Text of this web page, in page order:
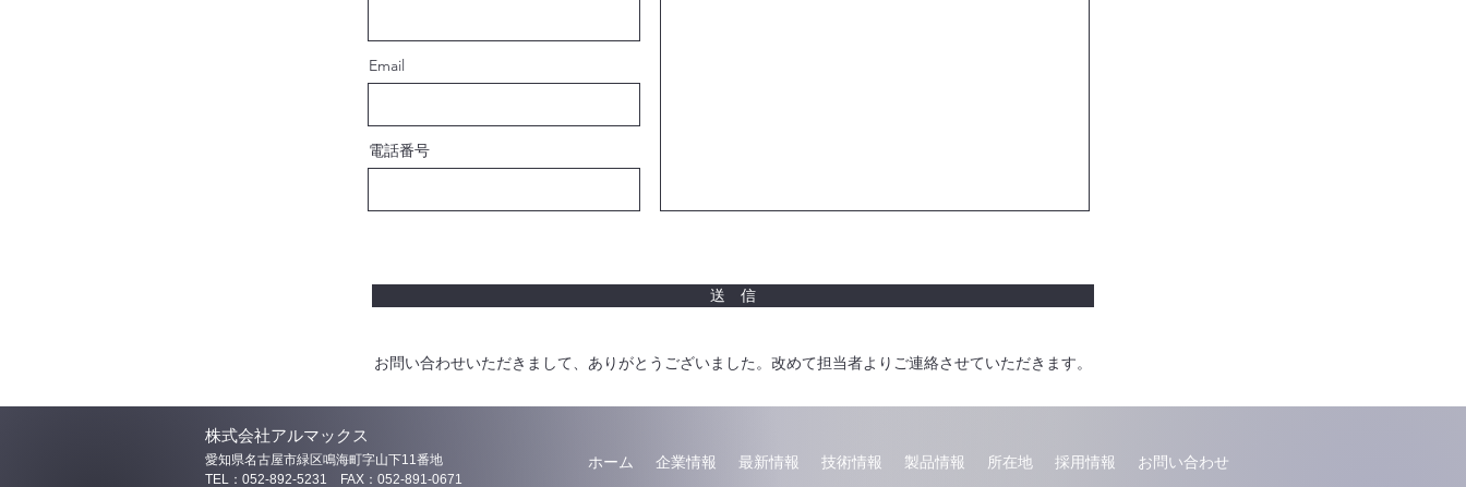
Email
電話番号
送 信
お問い合わせいただきまして、ありがとうございました。改めて担当者よりご連絡させていただきます。
株式会社アルマックス
愛知県名古屋市緑区鳴海町字山下11番地
TEL：052-892-5231 FAX：052-891-0671
ホーム 企業情報 最新情報 技術情報 製品情報 所在地 採用情報 お問い合わせ